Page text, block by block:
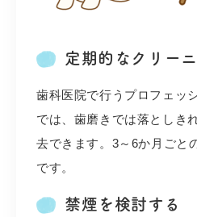
定期的なクリー
歯科医院で行うプロフェッ
では、歯磨きでは落としき
去できます。3～6か月ごと
です。
禁煙を検討する